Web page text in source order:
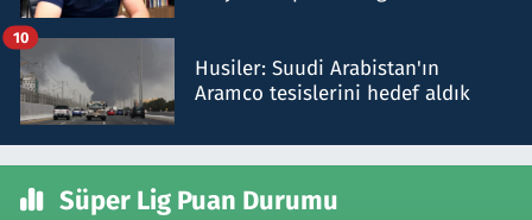
Husiler: Suudi Arabistan'ın
Aramco tesislerini hedef aldık
10
Süper Lig Puan Durumu